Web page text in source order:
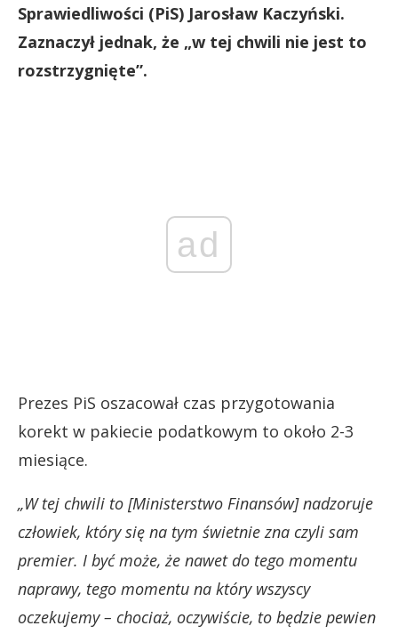
Sprawiedliwości (PiS) Jarosław Kaczyński.
Zaznaczył jednak, że „w tej chwili nie jest to
rozstrzygnięte”.
ad
Prezes PiS oszacował czas przygotowania
korekt w pakiecie podatkowym to około 2-3
miesiące.
„W tej chwili to [Ministerstwo Finansów] nadzoruje
człowiek, który się na tym świetnie zna czyli sam
premier. I być może, że nawet do tego momentu
naprawy, tego momentu na który wszyscy
oczekujemy – chociaż, oczywiście, to będzie pewien